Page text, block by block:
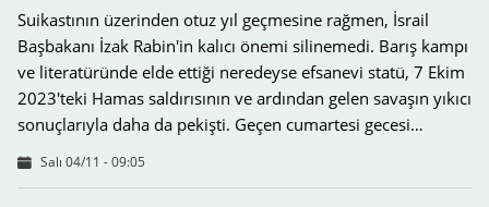
Suikastının üzerinden otuz yıl geçmesine rağmen, İsrail
Başbakanı İzak Rabin'in kalıcı önemi silinemedi. Barış kampı
ve literatüründe elde ettiği neredeyse efsanevi statü, 7 Ekim
2023'teki Hamas saldırısının ve ardından gelen savaşın yıkıcı
sonuçlarıyla daha da pekişti. Geçen cumartesi gecesi…
Salı 04/11 - 09:05